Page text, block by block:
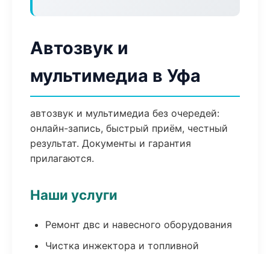
Автозвук и
мультимедиа в Уфа
автозвук и мультимедиа без очередей:
онлайн-запись, быстрый приём, честный
результат. Документы и гарантия
прилагаются.
Наши услуги
Ремонт двс и навесного оборудования
Чистка инжектора и топливной